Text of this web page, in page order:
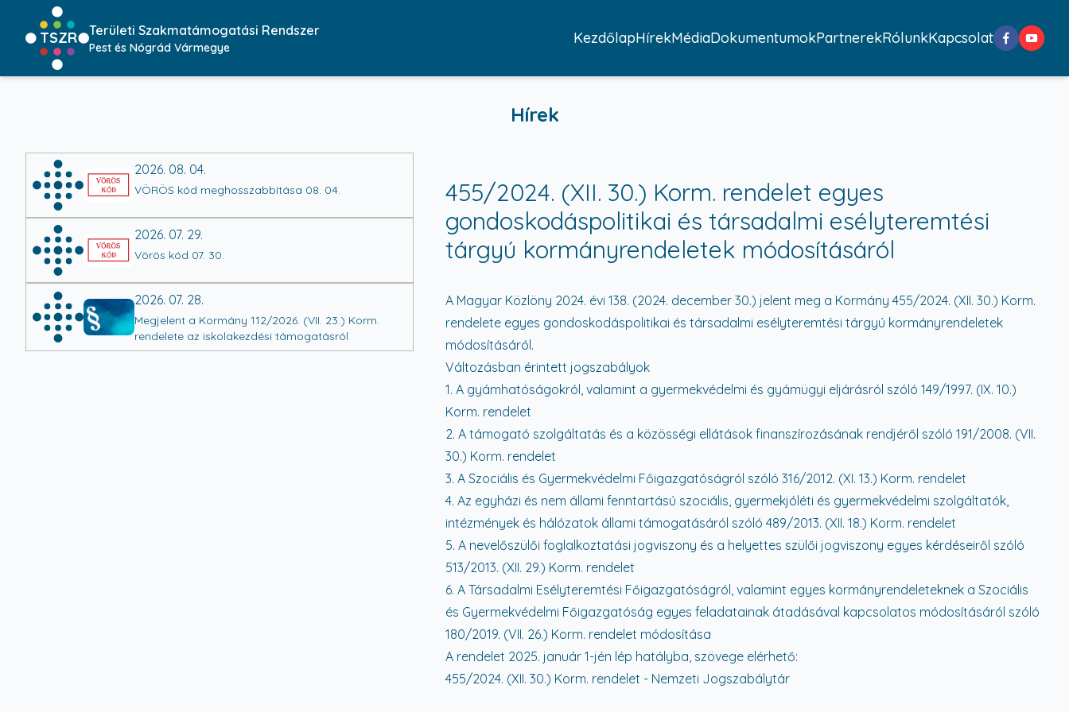
TSZR Területi Szakmatámogatási Rendszer
Pest és Nógrád Vármegye
KezdőlapHírekMédiaDokumentumokPartnerekRólunkKapcsolat
Hírek
2026. 08. 04.
VÖRÖS kód meghosszabbítása 08. 04.
2026. 07. 29.
Vörös kód 07. 30.
2026. 07. 28.
Megjelent a Kormány 112/2026. (VII. 23.) Korm.
rendelete az iskolakezdési támogatásról
455/2024. (XII. 30.) Korm. rendelet egyes
gondoskodáspolitikai és társadalmi esélyteremtési
tárgyú kormányrendeletek módosításáról
A Magyar Közlöny 2024. évi 138. (2024. december 30.) jelent meg a Kormány 455/2024. (XII. 30.) Korm.
rendelete egyes gondoskodáspolitikai és társadalmi esélyteremtési tárgyú kormányrendeletek
módosításáról.
Változásban érintett jogszabályok
1. A gyámhatóságokról, valamint a gyermekvédelmi és gyámügyi eljárásról szóló 149/1997. (IX. 10.)
Korm. rendelet
2. A támogató szolgáltatás és a közösségi ellátások finanszírozásának rendjéről szóló 191/2008. (VII.
30.) Korm. rendelet
3. A Szociális és Gyermekvédelmi Főigazgatóságról szóló 316/2012. (XI. 13.) Korm. rendelet
4. Az egyházi és nem állami fenntartású szociális, gyermekjóléti és gyermekvédelmi szolgáltatók,
intézmények és hálózatok állami támogatásáról szóló 489/2013. (XII. 18.) Korm. rendelet
5. A nevelőszülői foglalkoztatási jogviszony és a helyettes szülői jogviszony egyes kérdéseiről szóló
513/2013. (XII. 29.) Korm. rendelet
6. A Társadalmi Esélyteremtési Főigazgatóságról, valamint egyes kormányrendeleteknek a Szociális
és Gyermekvédelmi Főigazgatóság egyes feladatainak átadásával kapcsolatos módosításáról szóló
180/2019. (VII. 26.) Korm. rendelet módosítása
A rendelet 2025. január 1-jén lép hatályba, szövege elérhető:
455/2024. (XII. 30.) Korm. rendelet - Nemzeti Jogszabálytár